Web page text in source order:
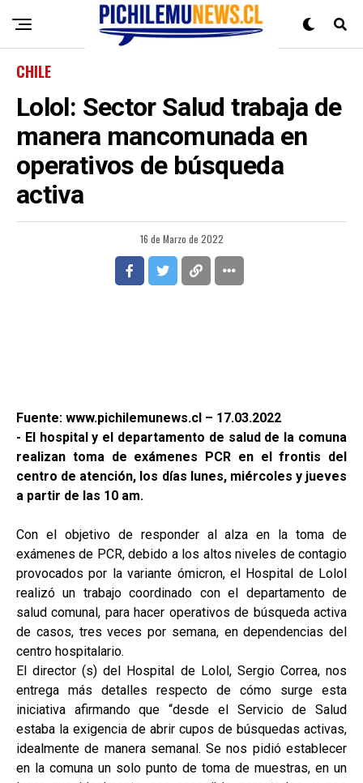
CHILE
Lolol: Sector Salud trabaja de
manera mancomunada en
operativos de búsqueda
activa
16 de Marzo de 2022
Fuente: www.pichilemunews.cl – 17.03.2022
- El hospital y el departamento de salud de la comuna
realizan toma de exámenes PCR en el frontis del
centro de atención, los días lunes, miércoles y jueves
a partir de las 10 am.
Con el objetivo de responder al alza en la toma de
exámenes de PCR, debido a los altos niveles de contagio
provocados por la variante ómicron, el Hospital de Lolol
realizó un trabajo coordinado con el departamento de
salud comunal, para hacer operativos de búsqueda activa
de casos, tres veces por semana, en dependencias del
centro hospitalario.
El director (s) del Hospital de Lolol, Sergio Correa, nos
entrega más detalles respecto de cómo surge esta
iniciativa afirmando que “desde el Servicio de Salud
estaba la exigencia de abrir cupos de búsquedas activas,
idealmente de manera semanal. Se nos pidió establecer
en la comuna un solo punto de toma de muestras, en un